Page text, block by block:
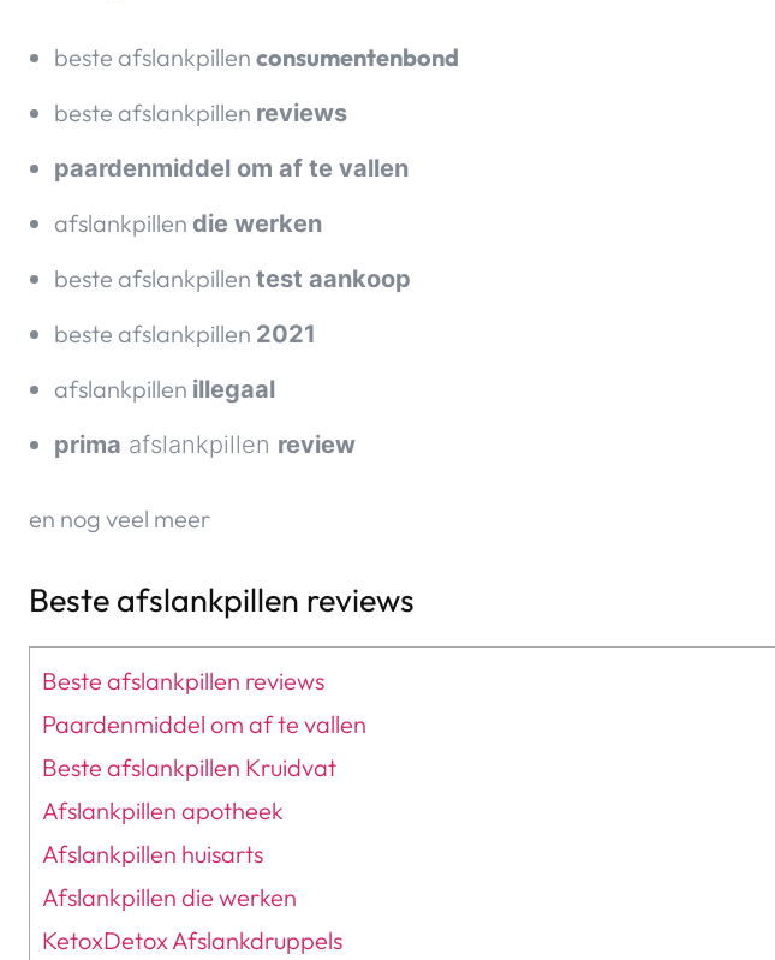
beste afslankpillen consumentenbond
beste afslankpillen reviews
paardenmiddel om af te vallen
afslankpillen die werken
beste afslankpillen test aankoop
beste afslankpillen 2021
afslankpillen illegaal
prima afslankpillen review
en nog veel meer
Beste afslankpillen reviews
Beste afslankpillen reviews
Paardenmiddel om af te vallen
Beste afslankpillen Kruidvat
Afslankpillen apotheek
Afslankpillen huisarts
Afslankpillen die werken
KetoxDetox Afslankdruppels